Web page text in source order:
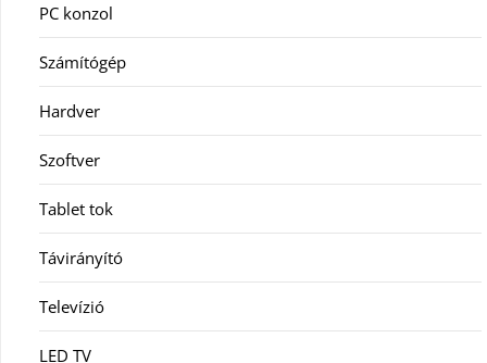
PC konzol
Számítógép
Hardver
Szoftver
Tablet tok
Távirányító
Televízió
LED TV